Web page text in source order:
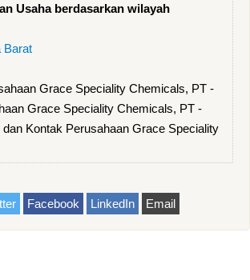
Usaha berdasarkan wilayah
Barat
Grace Speciality Chemicals, PT -
Grace Speciality Chemicals, PT -
dan Kontak Perusahaan Grace Speciality
Facebook LinkedIn Email